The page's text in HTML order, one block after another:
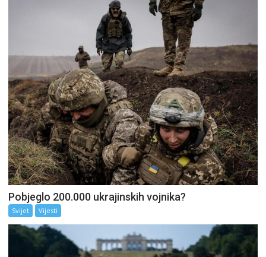
Pobjeglo 200.000 ukrajinskih vojnika?
Svijet Vijesti